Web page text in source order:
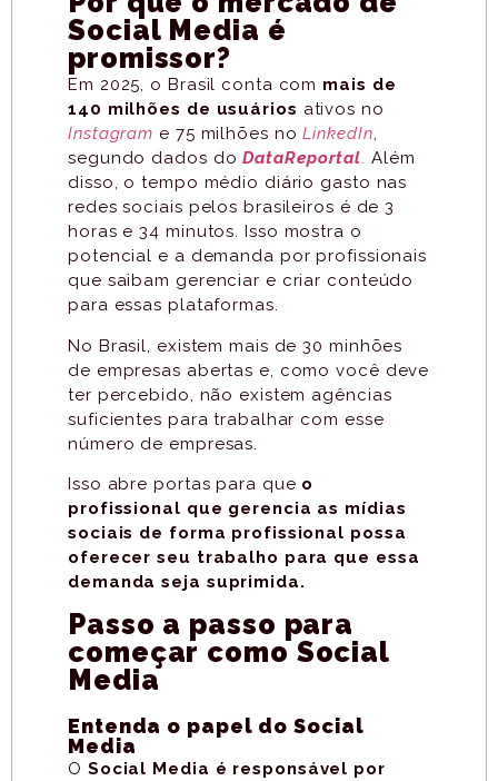
Social Media é
promissor?
Em 2025, o Brasil conta com mais de
140 milhões de usuários ativos no
Instagram e 75 milhões noLinkedIn,
segundo dados doDataReportal. Além
disso, o tempo médio diário gasto nas
redes sociais pelos brasileiros é de 3
horas e 34 minutos.
Isso mostra o
potencial e a demanda por profissionais
que saibam gerenciar e criar conteúdo
para essas plataformas.
No Brasil, existem mais de 30 minhões
de empresas abertas e, como você deve
ter percebido, não existem agências
suficientes para trabalhar com esse
número de empresas.
Isso abre portas para que o
profissional que gerencia as mídias
sociais de forma profissional possa
oferecer seu trabalho para que essa
demanda seja suprimida.
Passo a passo para
começar como Social
Media
Entenda o papel do Social
Media
O Social Media é responsável por